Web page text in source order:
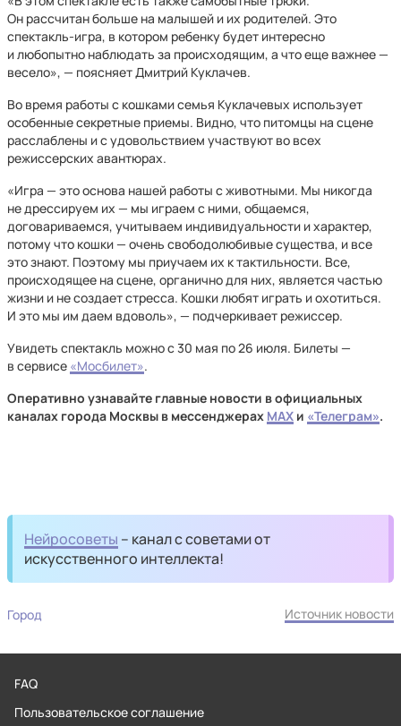
Он рассчитан больше на малышей и их родителей. Это
спектакль-игра, в котором ребенку будет интересно
и любопытно наблюдать за происходящим, а что еще важнее —
весело», — поясняет Дмитрий Куклачев.
Во время работы с кошками семья Куклачевых использует
особенные секретные приемы. Видно, что питомцы на сцене
расслаблены и с удовольствием участвуют во всех
режиссерских авантюрах.
«Игра — это основа нашей работы с животными. Мы никогда
не дрессируем их — мы играем с ними, общаемся,
договариваемся, учитываем индивидуальности и характер,
потому что кошки — очень свободолюбивые существа, и все
это знают. Поэтому мы приучаем их к тактильности. Все,
происходящее на сцене, органично для них, является частью
жизни и не создает стресса. Кошки любят играть и охотиться.
И это мы им даем вдоволь», — подчеркивает режиссер.
Увидеть спектакль можно с 30 мая по 26 июля. Билеты —
в сервисе «Мосбилет».
Оперативно узнавайте главные новости в официальных
каналах города Москвы в мессенджерах MAX и «Телеграм».
Нейросоветы – канал с советами от
искусственного интеллекта!
Город Источник новости
FAQ
Пользовательское соглашение